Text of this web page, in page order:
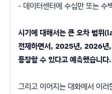
- 데이터센터에 수십만 또는 수
시기에 대해서는 큰 오차 범
전제하면서, 2025년, 2026년
등장할 수 있다고 예측했습니다.
그리고 이어지는 대화에서 이